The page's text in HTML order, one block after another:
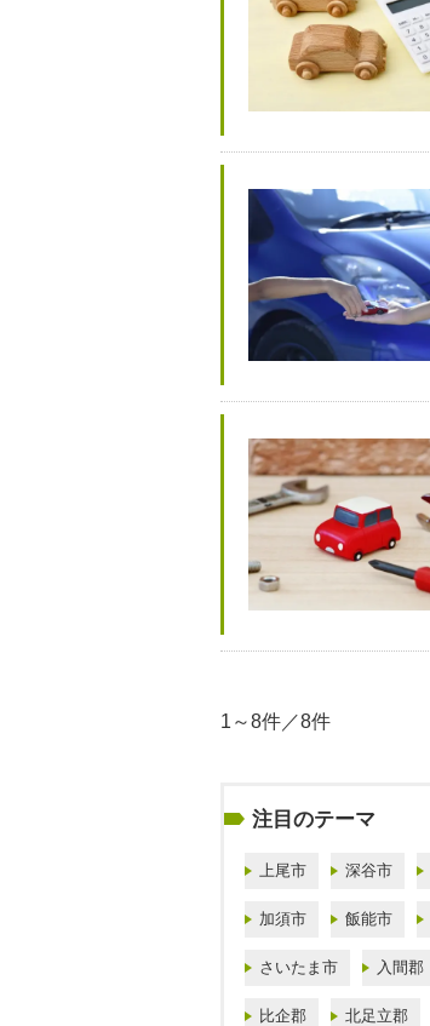
1～8件／8件
注目のテーマ
上尾市 深谷市
加須市 飯能市
さいたま市 入間郡
比企郡 北足立郡